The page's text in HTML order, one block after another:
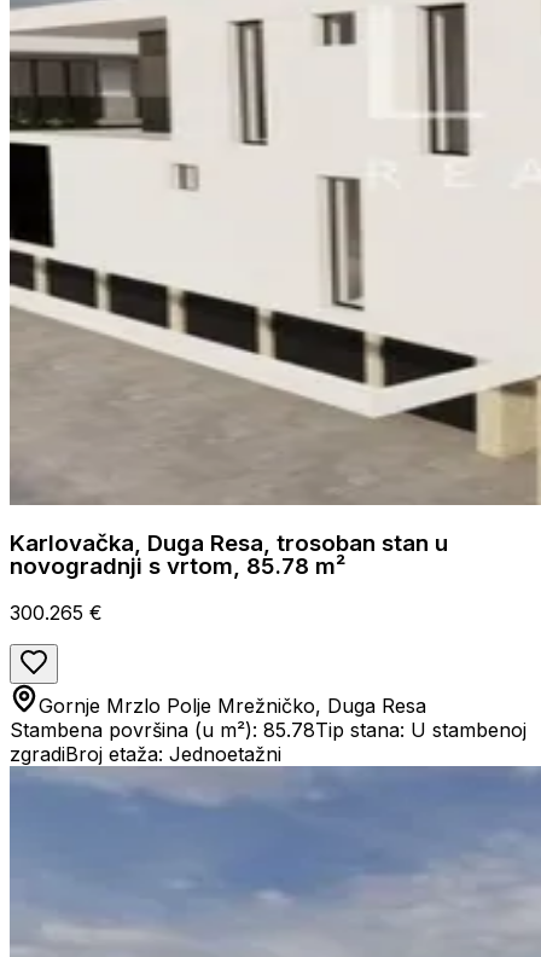
Karlovačka, Duga Resa, trosoban stan u
novogradnji s vrtom, 85.78 m²
300.265 €
Gornje Mrzlo Polje Mrežničko, Duga Resa
Stambena površina (u m²): 85.78Tip stana: U stambenoj
zgradiBroj etaža: Jednoetažni